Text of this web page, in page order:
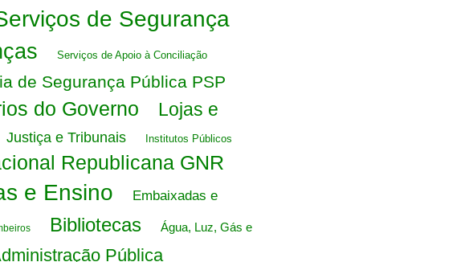
de Segurança
Serviços de Apoio à Conciliação
de Segurança Pública PSP
do Governo
Lojas e
Justiça e Tribunais Institutos Públicos
Republicana GNR
e Ensino Embaixadas e
Bibliotecas Água, Luz, Gás e
Pública